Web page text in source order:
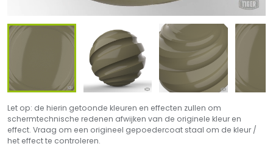
Let op: de hierin getoonde kleuren en effecten zullen om
schermtechnische redenen afwijken van de originele kleur en
effect. Vraag om een origineel gepoedercoat staal om de kleur /
het effect te controleren.